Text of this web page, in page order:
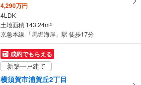
4,290万円
4LDK
土地面積 143.24m2
京急本線 「馬堀海岸」駅 徒歩17分
成約でもらえる
新築一戸建て
横須賀市浦賀丘2丁目